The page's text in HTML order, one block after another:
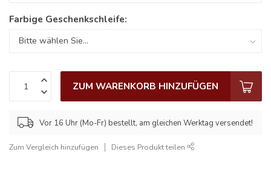
Farbige Geschenkschleife:
ZUM WARENKORB HINZUFÜGEN
Vor 16 Uhr (Mo-Fr) bestellt, am gleichen Werktag versendet!
Zum Vergleich hinzufügen Dieses Produkt teilen